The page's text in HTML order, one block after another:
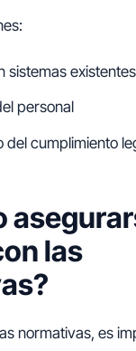
sistemas existentes
personal
del cumplimiento
las
normativas, es